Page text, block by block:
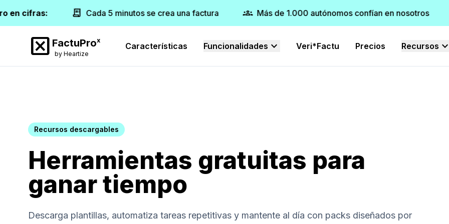
en cifras: receipt_long Cada 5 minutos se crea una factura groups Más de 1.000 autónomos confían en nosotros
disabled_by_default FactuProx
by Heartize
Características Funcionalidades expand_more Veri*Factu Precios Recursos expand_more
Recursos descargables
Herramientas gratuitas para
ganar tiempo
Descarga plantillas, automatiza tareas repetitivas y mantente al día con packs diseñados por